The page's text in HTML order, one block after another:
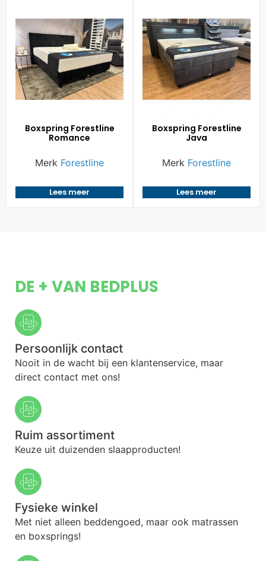
Boxspring Forestline
Romance
Merk Forestline
Lees meer
Boxspring Forestline
Java
Merk Forestline
Lees meer
DE + VAN BEDPLUS
Persoonlijk contact
Nooit in de wacht bij een klantenservice, maar
direct contact met ons!
Ruim assortiment
Keuze uit duizenden slaapproducten!
Fysieke winkel
Met niet alleen beddengoed, maar ook matrassen
en boxsprings!